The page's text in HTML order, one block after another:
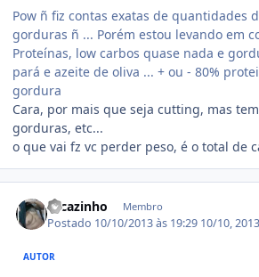
Pow ñ fiz contas exatas de quantidades
gorduras ñ ... Porém estou levando em
Proteínas, low carbos quase nada e
pará e azeite de oliva ... + ou - 80%
gordura
Cara, por mais que seja cutting, mas
gorduras, etc...
o que vai fz vc perder peso, é o total de
cacazinho Membro
Postado 10/10/2013 às 19:29 10/10, 2013
AUTOR